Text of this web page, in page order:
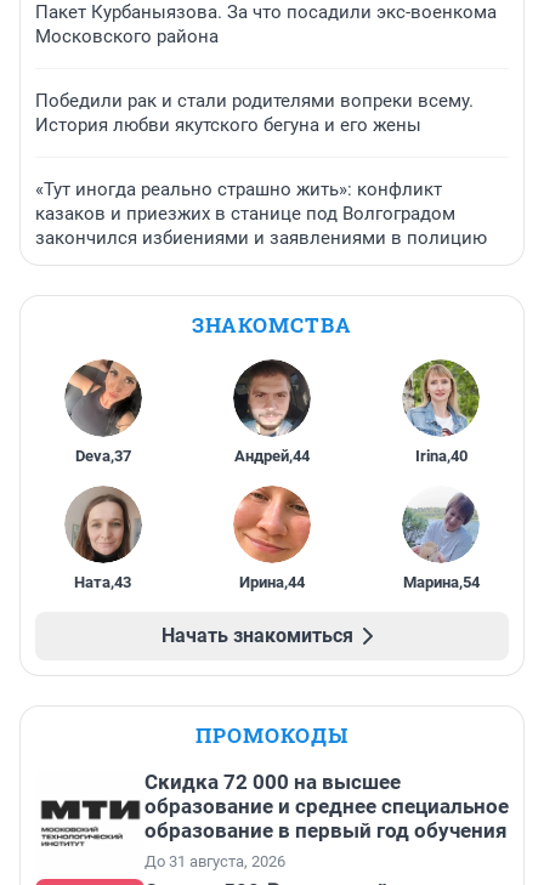
Пакет Курбаныязова. За что посадили экс-военкома
Московского района
Победили рак и стали родителями вопреки всему.
История любви якутского бегуна и его жены
«Тут иногда реально страшно жить»: конфликт
казаков и приезжих в станице под Волгоградом
закончился избиениями и заявлениями в полицию
ЗНАКОМСТВА
Deva,37 Андрей,44 Irina,40
Ната,43 Ирина,44 Марина,54
Начать знакомиться
ПРОМОКОДЫ
Скидка 72 000 на высшее
образование и среднее специальное
образование в первый год обучения
До 31 августа, 2026